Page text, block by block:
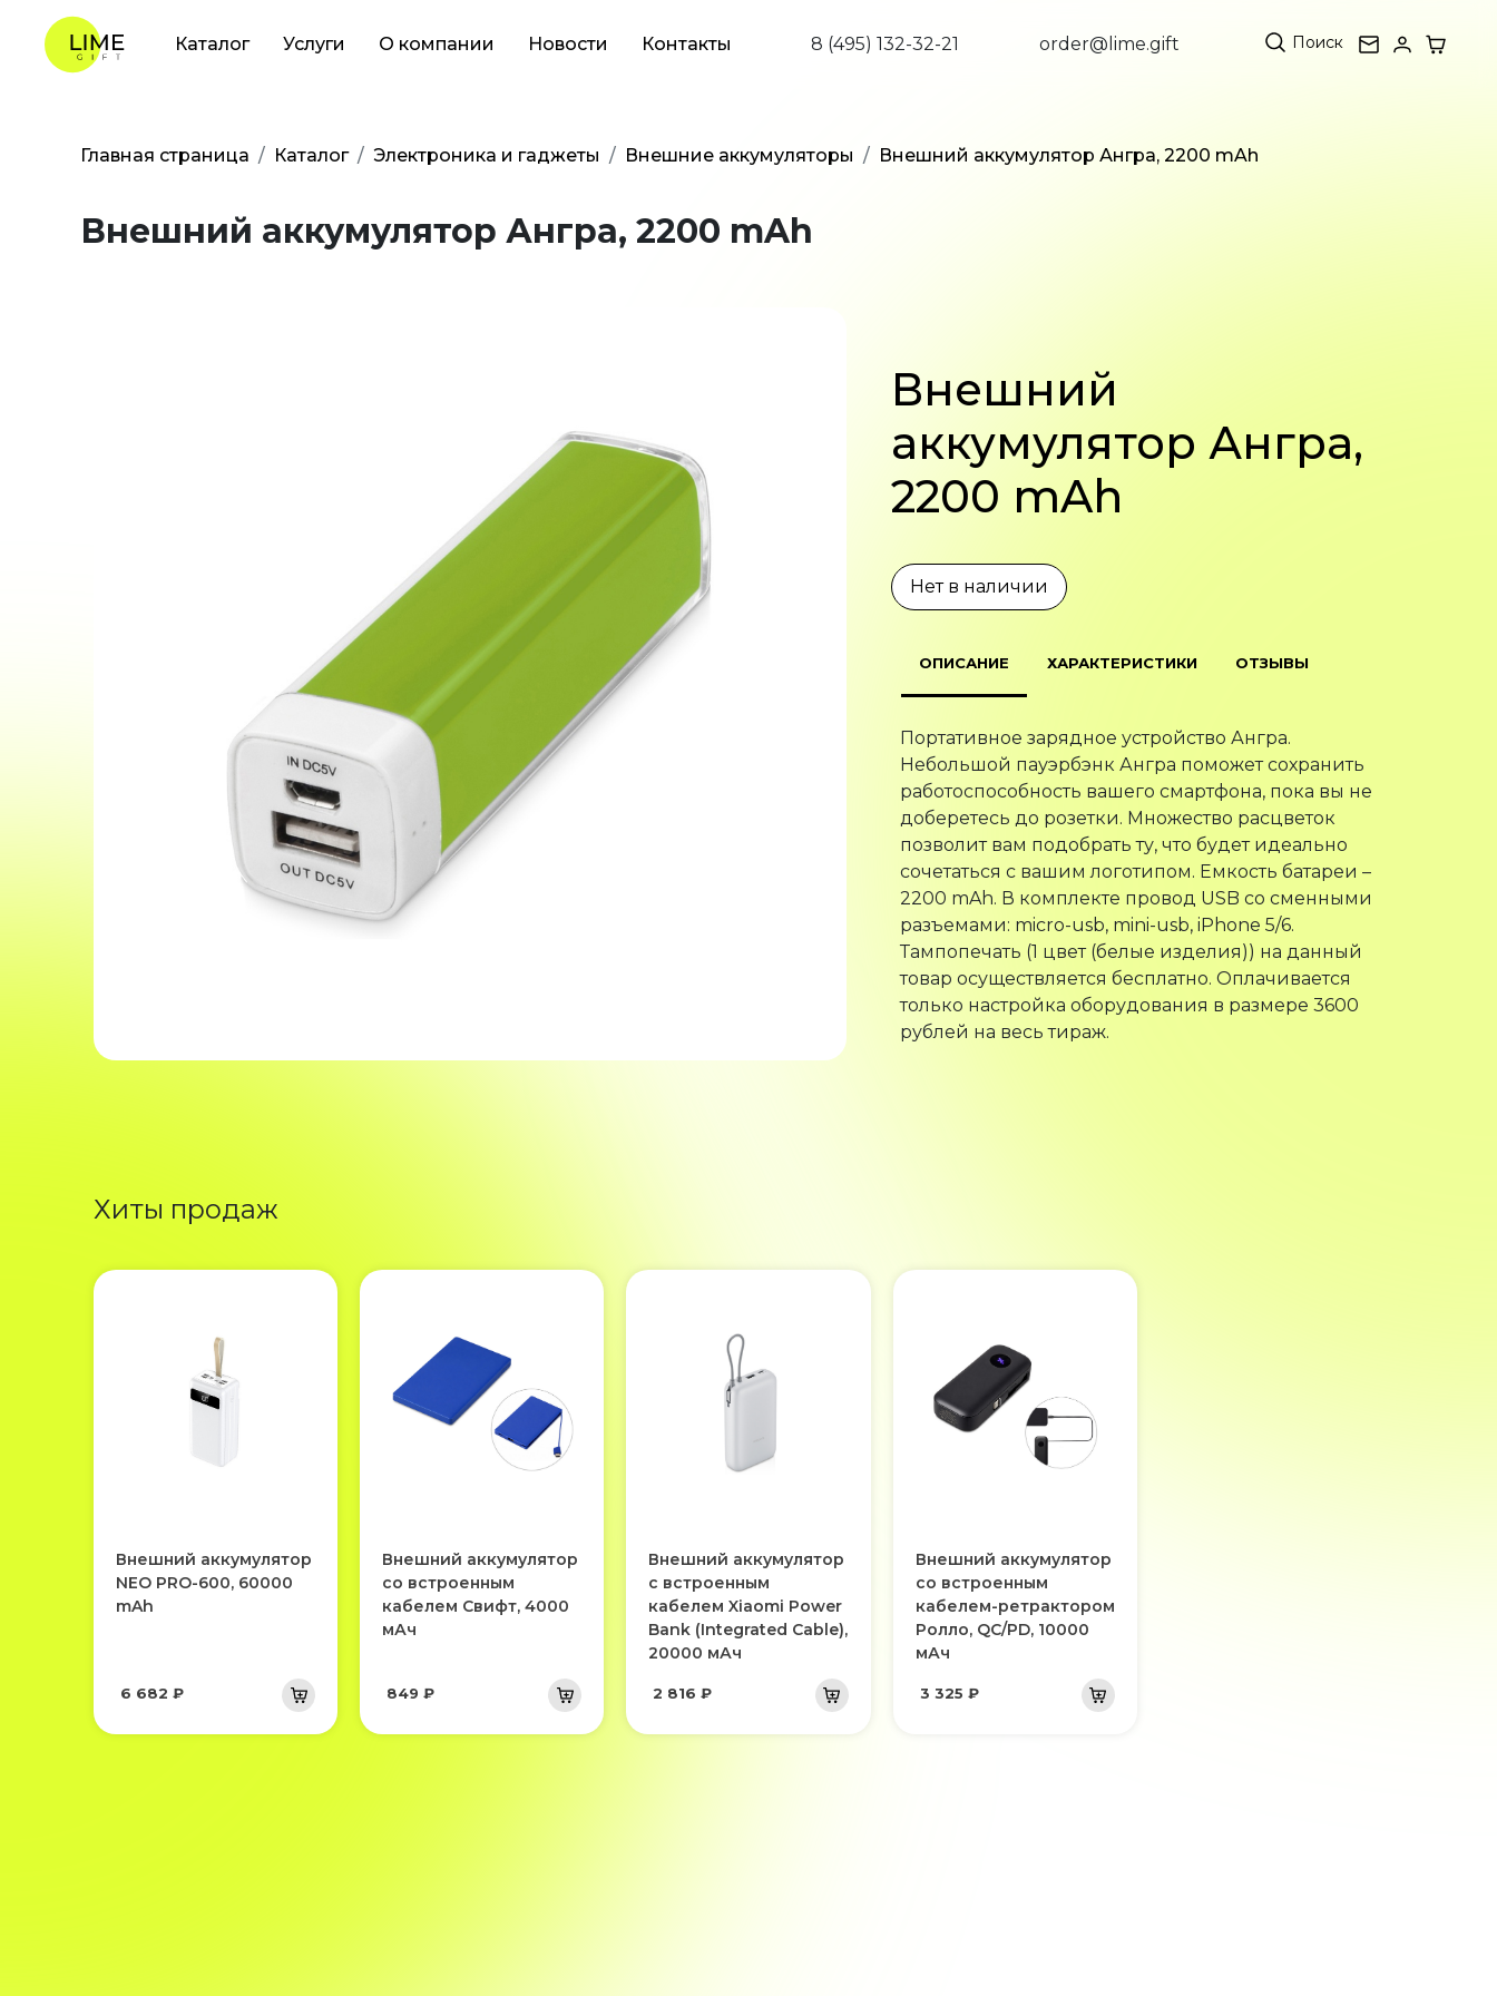
Каталог Услуги О компании Новости Контакты 8 (495) 132-32-21 order@lime.gift Поиск
Главная страница Каталог Электроника и гаджеты Внешние аккумуляторы Внешний аккумулятор Ангра, 2200 mAh
Внешний аккумулятор Ангра, 2200 mAh
Внешний
аккумулятор Ангра,
2200 mAh
Нет в наличии
ОПИСАНИЕ ХАРАКТЕРИСТИКИ ОТЗЫВЫ
Портативное зарядное устройство Ангра.
Небольшой пауэрбэнк Ангра поможет сохранить
работоспособность вашего смартфона, пока вы не
доберетесь до розетки. Множество расцветок
позволит вам подобрать ту, что будет идеально
сочетаться с вашим логотипом. Емкость батареи –
2200 mAh. В комплекте провод USB со сменными
разъемами: micro-usb, mini-usb, iPhone 5/6.
Тампопечать (1 цвет (белые изделия)) на данный
товар осуществляется бесплатно. Оплачивается
только настройка оборудования в размере 3600
рублей на весь тираж.
Хиты продаж
Внешний аккумулятор
NEO PRO-600, 60000
mAh
6 682 ₽
Внешний аккумулятор
со встроенным
кабелем Свифт, 4000
мАч
849 ₽
Внешний аккумулятор
с встроенным
кабелем Xiaomi Power
Bank (Integrated Cable),
20000 мАч
2 816 ₽
Внешний аккумулятор
со встроенным
кабелем-ретрактором
Ролло, QC/PD, 10000
мАч
3 325 ₽